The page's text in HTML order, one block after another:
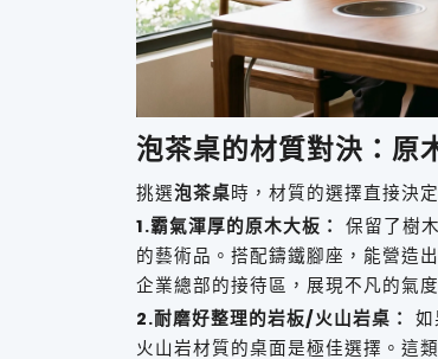
泡茶桌的材質對決：原
挑選泡茶桌時，材質的選擇直接決
1.霸氣渾厚的原木大板： 保留了樹
的藝術品。搭配鑄鐵腳座，能營造
企業總部的接待區，展現不凡的氣度
2.耐磨好整理的岩板/火山岩桌：
火山岩材質的桌面是極佳選擇。這